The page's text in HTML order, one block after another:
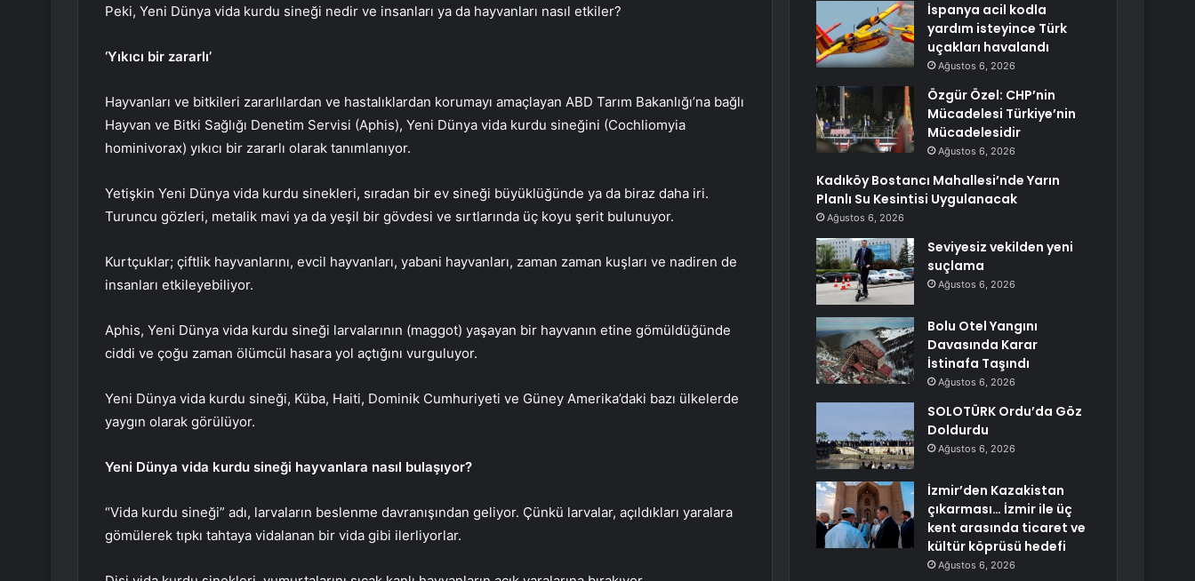
Peki, Yeni Dünya vida kurdu sineği nedir ve insanları ya da hayvanları nasıl etkiler?
‘Yıkıcı bir zararlı’
Hayvanları ve bitkileri zararlılardan ve hastalıklardan korumayı amaçlayan ABD Tarım Bakanlığı’na bağlı
Hayvan ve Bitki Sağlığı Denetim Servisi (Aphis), Yeni Dünya vida kurdu sineğini (Cochliomyia
hominivorax) yıkıcı bir zararlı olarak tanımlanıyor.
Yetişkin Yeni Dünya vida kurdu sinekleri, sıradan bir ev sineği büyüklüğünde ya da biraz daha iri.
Turuncu gözleri, metalik mavi ya da yeşil bir gövdesi ve sırtlarında üç koyu şerit bulunuyor.
Kurtçuklar; çiftlik hayvanlarını, evcil hayvanları, yabani hayvanları, zaman zaman kuşları ve nadiren de
insanları etkileyebiliyor.
Aphis, Yeni Dünya vida kurdu sineği larvalarının (maggot) yaşayan bir hayvanın etine gömüldüğünde
ciddi ve çoğu zaman ölümcül hasara yol açtığını vurguluyor.
Yeni Dünya vida kurdu sineği, Küba, Haiti, Dominik Cumhuriyeti ve Güney Amerika’daki bazı ülkelerde
yaygın olarak görülüyor.
Yeni Dünya vida kurdu sineği hayvanlara nasıl bulaşıyor?
“Vida kurdu sineği” adı, larvaların beslenme davranışından geliyor. Çünkü larvalar, açıldıkları yaralara
gömülerek tıpkı tahtaya vidalanan bir vida gibi ilerliyorlar.
İspanya acil kodla
yardım isteyince Türk
uçakları havalandı
Ağustos 6, 2026
Özgür Özel: CHP’nin
Mücadelesi Türkiye’nin
Mücadelesidir
Ağustos 6, 2026
Kadıköy Bostancı Mahallesi’nde Yarın
Planlı Su Kesintisi Uygulanacak
Ağustos 6, 2026
Seviyesiz vekilden yeni
suçlama
Ağustos 6, 2026
Bolu Otel Yangını
Davasında Karar
İstinafa Taşındı
Ağustos 6, 2026
SOLOTÜRK Ordu’da Göz
Doldurdu
Ağustos 6, 2026
İzmir’den Kazakistan
çıkarması… İzmir ile üç
kent arasında ticaret ve
kültür köprüsü hedefi
Ağustos 6, 2026